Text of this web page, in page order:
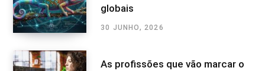
globais
30 JUNHO, 2026
As profissões que vão marcar o